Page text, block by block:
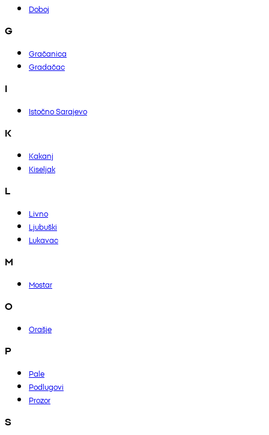
Doboj
G
Gračanica
Gradačac
I
Istočno Sarajevo
K
Kakanj
Kiseljak
L
Livno
Ljubuški
Lukavac
M
Mostar
O
Orašje
P
Pale
Podlugovi
Prozor
S